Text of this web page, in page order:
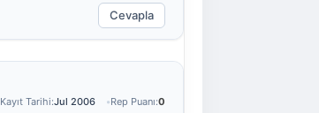
Cevapla
Kayıt Tarihi:Jul 2006 Rep Puanı:0